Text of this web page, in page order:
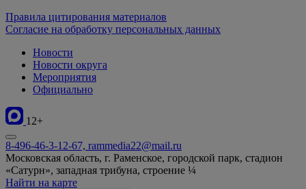
Правила цитирования материалов
Согласие на обработку персональных данных
Новости
Новости округа
Мероприятия
Официально
12+
8-496-46-3-12-67, rammedia22@mail.ru
Московская область, г. Раменское, городской парк, стадион
«Сатурн», западная трибуна, строение ¼
Найти на карте